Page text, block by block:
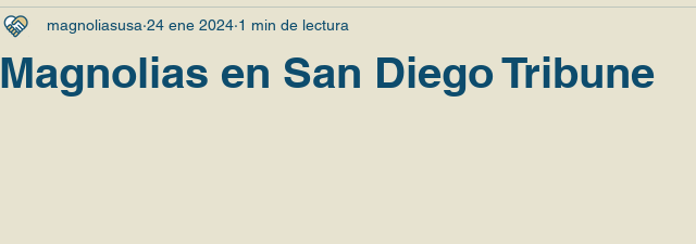
Magnolias en San Diego Tribune
magnoliasusa 24 ene 2024 1 min de lectura